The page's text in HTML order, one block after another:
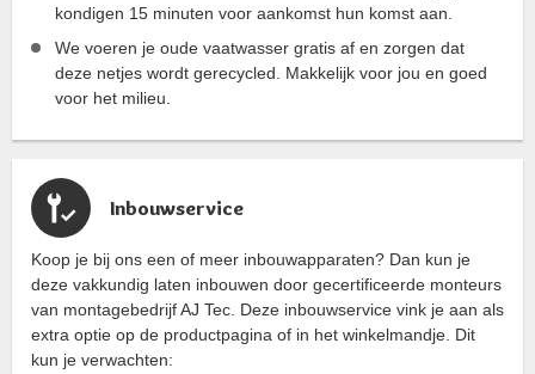
kondigen 15 minuten voor aankomst hun komst aan.
We voeren je oude vaatwasser gratis af en zorgen dat
deze netjes wordt gerecycled. Makkelijk voor jou en goed
voor het milieu.
Inbouwservice
Koop je bij ons een of meer inbouwapparaten? Dan kun je
deze vakkundig laten inbouwen door gecertificeerde monteurs
van montagebedrijf AJ Tec. Deze inbouwservice vink je aan als
extra optie op de productpagina of in het winkelmandje. Dit
kun je verwachten: